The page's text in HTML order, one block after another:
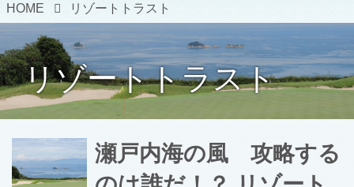
HOME リゾートトラスト
リゾートトラスト
瀬戸内海の風 攻略する